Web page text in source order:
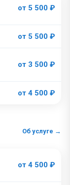
от 5 500 ₽
от 5 500 ₽
от 3 500 ₽
от 4 500 ₽
Об услуге →
от 4 500 ₽